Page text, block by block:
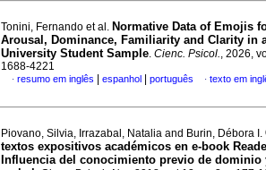
Tonini, Fernando et al. Normative Data of Emojis
Arousal, Dominance, Familiarity and Clarity in
University Student Sample. Cienc. Psicol., 2026,
1688-4221
· resumo em inglês espanhol português · texto em
Piovano, Silvia, Irrazabal, Natalia and Burin, Débora I.
textos expositivos académicos en e-book
Influencia del conocimiento previo de dominio